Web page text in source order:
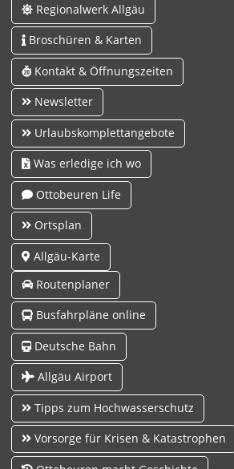
Regionalwerk Allgäu
Broschüren & Karten
Kontakt & Öffnungszeiten
Newsletter
Urlaubskomplettangebote
Was erledige ich wo
Ottobeuren Life
Ortsplan
Allgäu-Karte
Routenplaner
Busfahrpläne online
Deutsche Bahn
Allgäu Airport
Tipps zum Hochwasserschutz
Vorsorge für Krisen & Katastrophen